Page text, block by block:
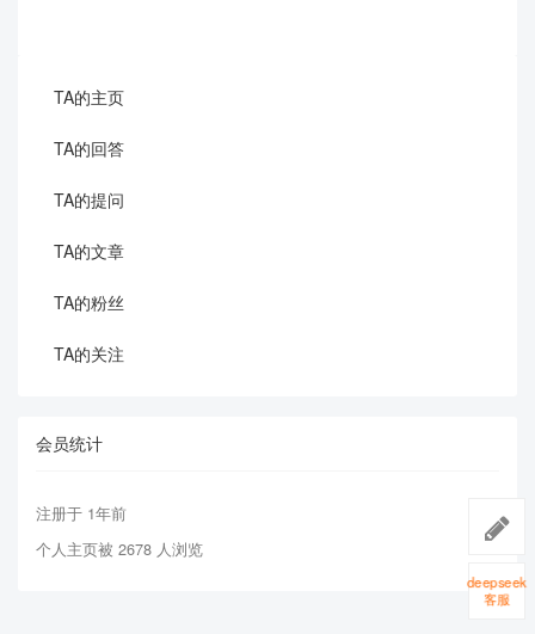
TA的主页
TA的回答
TA的提问
TA的文章
TA的粉丝
TA的关注
会员统计
注册于 1年前
个人主页被 2678 人浏览
deepseek
客服